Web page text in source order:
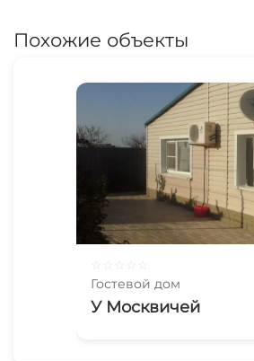
Похожие объекты
Гостевой дом
У Москвичей